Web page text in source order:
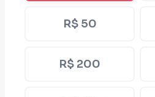
R$ 50
R$ 200